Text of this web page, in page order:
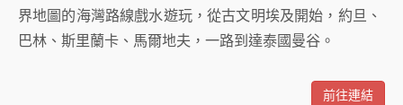
界地圖的海灣路線戲水遊玩，從古文明埃及開始，約旦、
巴林、斯里蘭卡、馬爾地夫，一路到達泰國曼谷。
前往連結